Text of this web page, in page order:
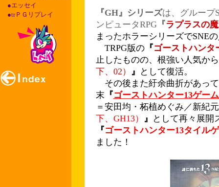
●エッセイ
●trＰＧリプレイ
『GH』シリーズは、グループ
ンピュータRPG『ラプラスの魔
まったホラーシリーズでSNE
TRPG版の『ゴーストハンタ
止したものの、根強い人気か
下、02）
』
として復活。
その後また紆余曲折があっ
末 『ゴーストハンター13ゲー
＝安田均・柘植めぐみ／新紀
下、GH13）
』
として再々展開
『ゴーストハンター13タイル
ました！